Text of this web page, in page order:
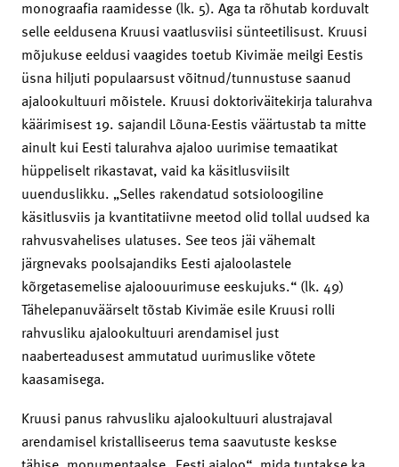
monograafia raamidesse (lk. 5). Aga ta rõhutab korduvalt
selle eeldusena Kruusi vaatlusviisi sünteetilisust. Kruusi
mõjukuse eeldusi vaagides toetub Kivimäe meilgi Eestis
üsna hiljuti populaarsust võitnud/tunnustuse saanud
ajalookultuuri mõistele. Kruusi doktoriväitekirja talurahva
käärimisest 19. sajandil Lõuna-Eestis väärtustab ta mitte
ainult kui Eesti talurahva ajaloo uurimise temaatikat
hüppeliselt rikastavat, vaid ka käsitlusviisilt
uuenduslikku. „Selles rakendatud sotsioloogiline
käsitlusviis ja kvantitatiivne meetod olid tollal uudsed ka
rahvusvahelises ulatuses. See teos jäi vähemalt
järgnevaks poolsajandiks Eesti ajaloolastele
kõrgetasemelise ajaloouurimuse eeskujuks.“ (lk. 49)
Tähelepanuväärselt tõstab Kivimäe esile Kruusi rolli
rahvusliku ajalookultuuri arendamisel just
naaberteadusest ammutatud uurimuslike võtete
kaasamisega.
Kruusi panus rahvusliku ajalookultuuri alustrajaval
arendamisel kristalliseerus tema saavutuste keskse